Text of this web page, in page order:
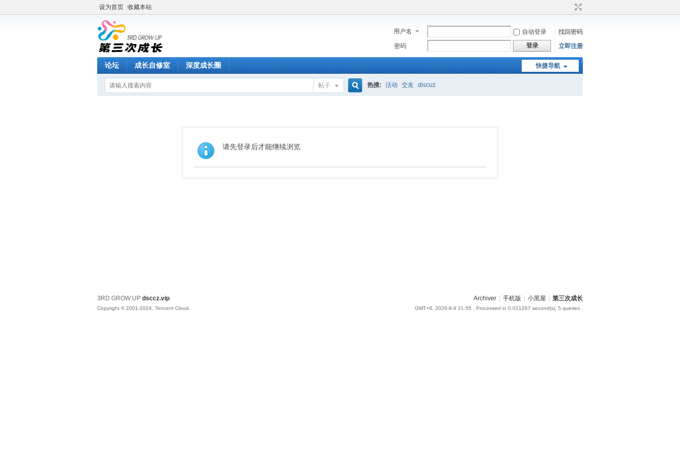
设为首页 收藏本站
用户名 自动登录
找回密码
密码
登录 立即注册
快捷导航
论坛 成长自修室 深度成长圈
帖子 热搜: 活动 交友 discuz
请先登录后才能继续浏览
Archiver 手机版 小黑屋 第三次成长
GMT+8, 2026-8-9 21:55 , Processed in 0.021267 second(s), 5 queries .
3RD GROW UP dsccz.vip
Copyright © 2001-2024, Tencent Cloud.